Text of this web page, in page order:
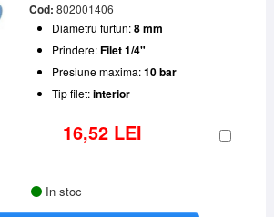
Cod: 802001406
Diametru furtun:8 mm
Prindere:Filet 1/4"
Presiune maxima:10 bar
Tip filet:interior
16,52 LEI
In stoc